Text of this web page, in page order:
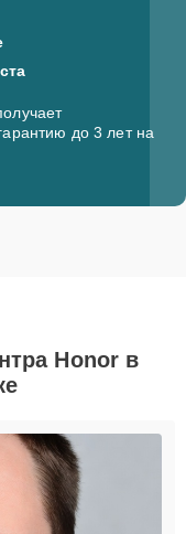
до 3 лет на
Honor в